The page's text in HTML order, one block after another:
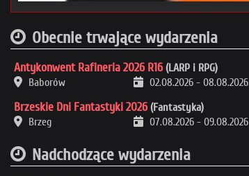
Obecnie trwające wydarzenia
Antykonwent Rafineria 2026 R16 (LARP i RPG)
Baborów
02.08.2026 - 08.08.2026
Brzeskie Dni Fantastyki 2026 (Fantastyka)
Brzeg
07.08.2026 - 09.08.2026
Nadchodzące wydarzenia